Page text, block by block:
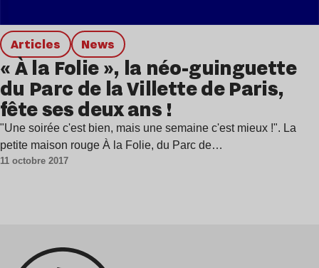
Articles news
« À la Folie », la néo-guinguette
du Parc de la Villette de Paris,
fête ses deux ans !
"Une soirée c'est bien, mais une semaine c'est mieux !". La
petite maison rouge À la Folie, du Parc de…
11 octobre 2017